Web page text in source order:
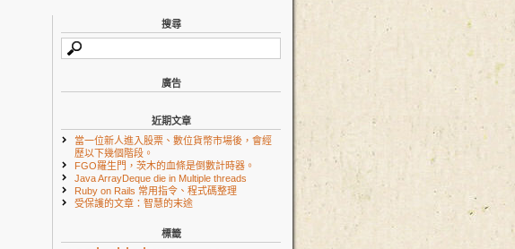
搜尋
廣告
近期文章
當一位新人進入股票、數位貨幣市場後，會經
歷以下幾個階段。
FGO羅生門，茨木的血條是倒數計時器。
Java ArrayDeque die in Multiple threads
Ruby on Rails 常用指令、程式碼整理
受保護的文章：智慧的末途
標籤